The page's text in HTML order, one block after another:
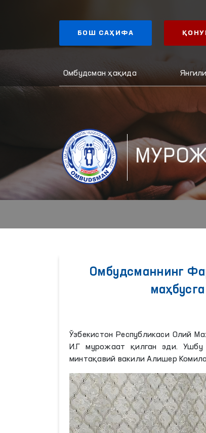
БОШ САҲИФА
Омбудсман ҳақида
Омбудсманнинг
Ўзбекистон Республикаси Олий
И.Г мурожаат қилган эди. Ушбу
минтақавий вакили Алишер